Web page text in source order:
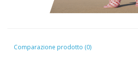
Comparazione prodotto (0)